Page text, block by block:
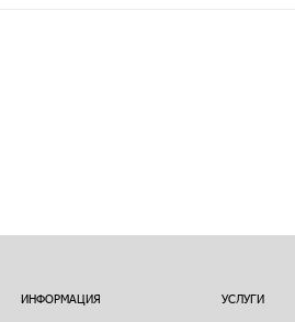
ИНФОРМАЦИЯ УСЛУГИ